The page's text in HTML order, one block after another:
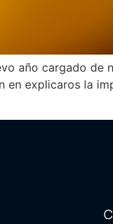
año cargado
en explicaros la